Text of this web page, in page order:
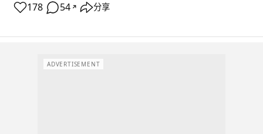
178 54 ↗ 分享
ADVERTISEMENT